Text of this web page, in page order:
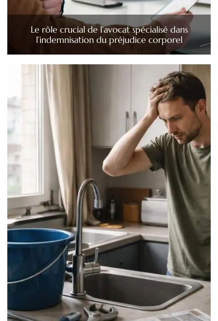
Le rôle crucial de l’avocat spécialisé dans
l’indemnisation du préjudice corporel